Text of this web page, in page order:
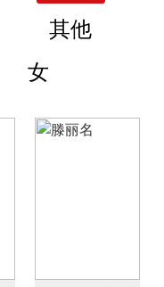
其他
女